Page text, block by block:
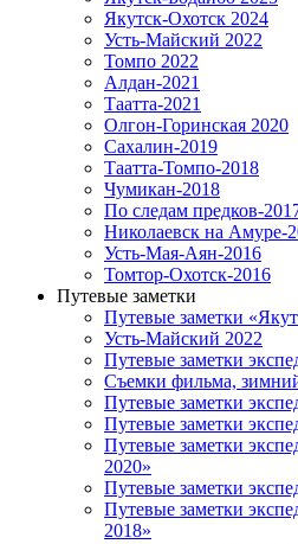
Якутск-Охотск 2024
Усть-Майский 2022
Томпо 2022
Алдан-2021
Таатта-2021
Олгон-Горинская 2020
Сахалин-2019
Таатта-Томпо-2018
Чумикан-2018
По следам предков-
Николаевск на Амуре-
Усть-Мая-Аян-2016
Томтор-Охотск-2016
Путевые заметки
Путевые заметки
Усть-Майский 2022
Путевые заметки
Съемки фильма,
Путевые заметки
Путевые заметки
Путевые заметки
2020»
Путевые заметки
Путевые заметки
2018»